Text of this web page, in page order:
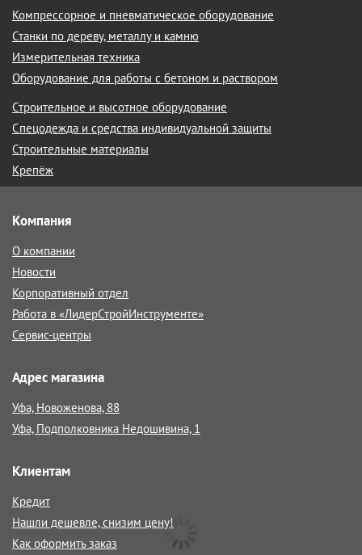
Компрессорное и пневматическое оборудование
Станки по дереву, металлу и камню
Измерительная техника
Оборудование для работы с бетоном и раствором
Строительное и высотное оборудование
Спецодежда и средства индивидуальной защиты
Строительные материалы
Крепёж
Компания
О компании
Новости
Корпоративный отдел
Работа в «ЛидерСтройИнструменте»
Сервис-центры
Адрес магазина
Уфа, Новоженова, 88
Уфа, Подполковника Недошивина, 1
Клиентам
Кредит
Нашли дешевле, снизим цену!
Как оформить заказ